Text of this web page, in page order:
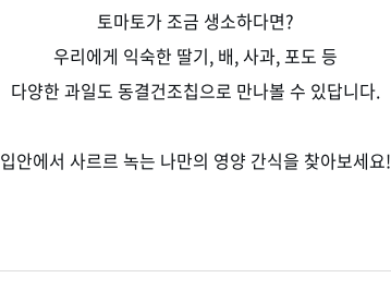
토마토가 조금 생소하다면?
우리에게 익숙한 딸기, 배, 사과, 포도 등
다양한 과일도 동결건조칩으로 만나볼 수 있답니다.
입안에서 사르르 녹는 나만의 영양 간식을 찾아보세요!